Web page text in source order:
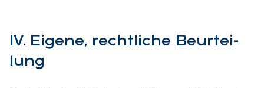
IV. Ei­ge­ne, recht­li­che Be­ur­tei­
lung